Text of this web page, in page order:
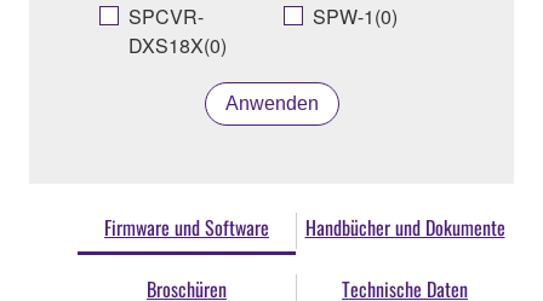
SPCVR-
DXS18X(0)
SPW-1(0)
Anwenden
Firmware und Software Handbücher und Dokumente
Broschüren Technische Daten